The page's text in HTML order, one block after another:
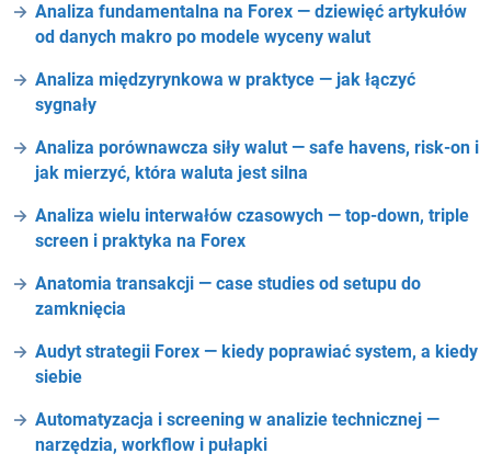
Analiza fundamentalna na Forex — dziewięć artykułów
od danych makro po modele wyceny walut
Analiza międzyrynkowa w praktyce — jak łączyć
sygnały
Analiza porównawcza siły walut — safe havens, risk-on i
jak mierzyć, która waluta jest silna
Analiza wielu interwałów czasowych — top-down, triple
screen i praktyka na Forex
Anatomia transakcji — case studies od setupu do
zamknięcia
Audyt strategii Forex — kiedy poprawiać system, a kiedy
siebie
Automatyzacja i screening w analizie technicznej —
narzędzia, workflow i pułapki